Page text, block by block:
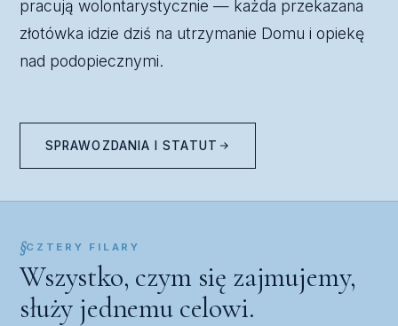
pracują wolontarystycznie — każda przekazana
złotówka idzie dziś na utrzymanie Domu i opiekę
nad podopiecznymi.
SPRAWOZDANIA I STATUT
CZTERY FILARY
Wszystko, czym się zajmujemy,
służy jednemu celowi.